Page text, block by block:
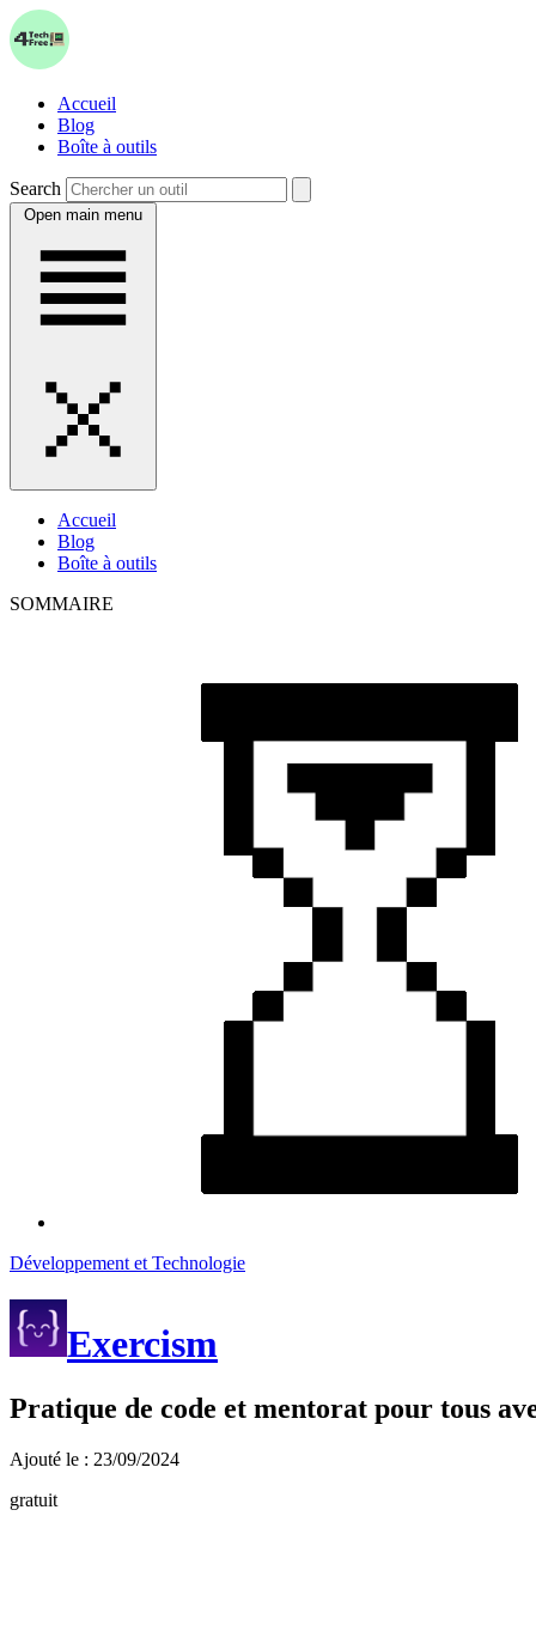
Accueil
Blog
Boîte à outils
Search
Open main menu
Accueil
Blog
Boîte à outils
SOMMAIRE
Développement et Technologie
Exercism
Pratique de code et mentorat pour tous
Ajouté le : 23/09/2024
gratuit